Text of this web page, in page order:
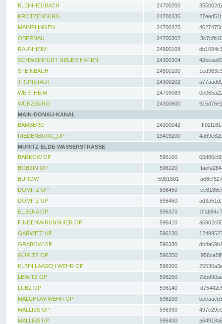
KLEINHEUBACH 24700200
KROTZENBURG
24700335
MAINFLINGEN
24700325
OBERNAU
24700302
RAUNHEIM
24900108
SCHWEINFURT NEUER HAFEN
24300304
STEINBACH
24500100
TRUNSTADT
24300202
WERTHEIM
24709089
WÜRZBURG
24300600
MAIN-DONAU-KANAL
BAMBERG
24300042
RIEDENBURG_UP
13409200
MÜRITZ-ELDE-WASSERSTRASSE
BARKOW OP
596100
BOBZIN OP
596120
BUROW
5961601
DÖMITZ OP
596450
DÖMITZ UP
596460
ELDENA OP
596370
FINDENWIRUNSHIER OP
596410
GARWITZ UP
596230
GRABOW OP
596330
GÜRITZ OP
596350
KLEIN LAASCH WEHR OP
596300
LEWITZ OP
596250
LÜBZ OP
596140
MALCHOW WEHR OP
596200
MALLISS OP
596390
MALLISS UP
596400